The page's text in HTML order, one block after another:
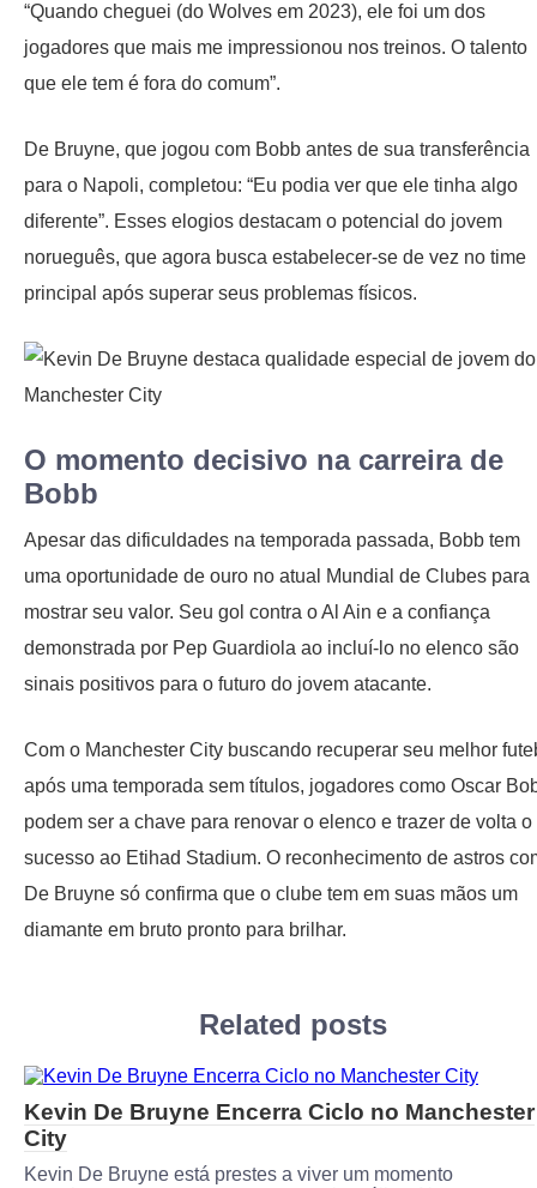
“Quando cheguei (do Wolves em 2023), ele foi um dos
jogadores que mais me impressionou nos treinos. O talento
que ele tem é fora do comum”.
De Bruyne, que jogou com Bobb antes de sua transferência
para o Napoli, completou: “Eu podia ver que ele tinha algo
diferente”. Esses elogios destacam o potencial do jovem
norueguês, que agora busca estabelecer-se de vez no time
principal após superar seus problemas físicos.
O momento decisivo na carreira de
Bobb
Apesar das dificuldades na temporada passada, Bobb tem
uma oportunidade de ouro no atual Mundial de Clubes para
mostrar seu valor. Seu gol contra o Al Ain e a confiança
demonstrada por Pep Guardiola ao incluí-lo no elenco são
sinais positivos para o futuro do jovem atacante.
Com o Manchester City buscando recuperar seu melhor
após uma temporada sem títulos, jogadores como Oscar
podem ser a chave para renovar o elenco e trazer de volta o
sucesso ao Etihad Stadium. O reconhecimento de astros
De Bruyne só confirma que o clube tem em suas mãos um
diamante em bruto pronto para brilhar.
Related posts
Kevin De Bruyne Encerra Ciclo no Manchester
City
Kevin De Bruyne está prestes a viver um momento